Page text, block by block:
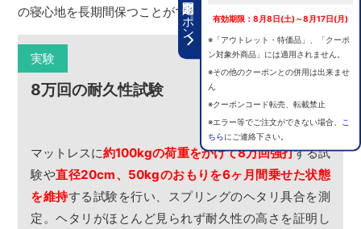
期間限定クーポン 有効期限：8月8日(土)～8月17日(月)
※「アウトレット・特価品」、「クーポ
ン対象外商品」には適用されません。
※その他のクーポンとの併用は出来ませ
ん
※クーポンコード転売、転載禁止
※エラー等でご注文ができない場合、
こ
ちらにご連絡下さい。
の寝心地を長期間保つことができるのです。
実験
8万回の耐久性試験
マットレスに約100kgの荷重をかけて8万回強打する試
験や直径20cm、50kgのおもりを6ヶ月間乗せた状態
を維持する試験を行い、スプリングのヘタリ具合を測
定。ヘタリがほとんど見られず耐久性の高さを証明し